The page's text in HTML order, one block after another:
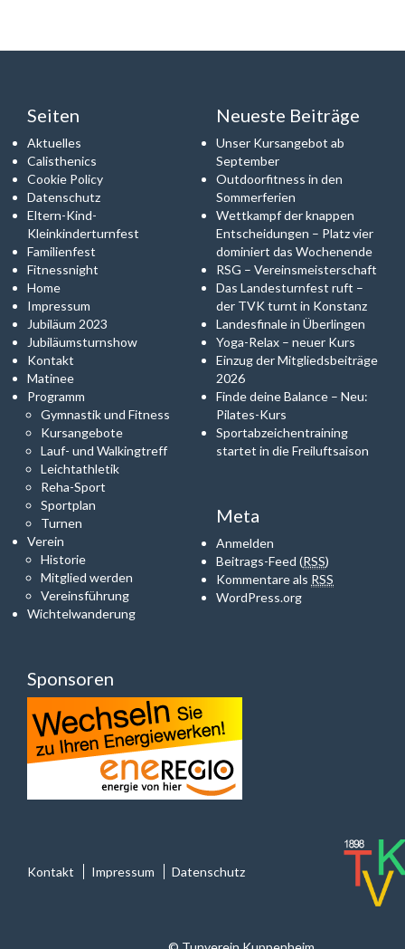
Seiten
Aktuelles
Calisthenics
Cookie Policy
Datenschutz
Eltern-Kind-
Kleinkinderturnfest
Familienfest
Fitnessnight
Home
Impressum
Jubiläum 2023
Jubiläumsturnshow
Kontakt
Matinee
Programm
Gymnastik und Fitness
Kursangebote
Lauf- und Walkingtreff
Leichtathletik
Reha-Sport
Sportplan
Turnen
Verein
Historie
Mitglied werden
Vereinsführung
Wichtelwanderung
Neueste Beiträge
Unser Kursangebot ab
September
Outdoorfitness in den
Sommerferien
Wettkampf der knappen
Entscheidungen – Platz vier
dominiert das Wochenende
RSG – Vereinsmeisterschaft
Das Landesturnfest ruft –
der TVK turnt in Konstanz
Landesfinale in Überlingen
Yoga-Relax – neuer Kurs
Einzug der Mitgliedsbeiträge
2026
Finde deine Balance – Neu:
Pilates-Kurs
Sportabzeichentraining
startet in die Freiluftsaison
Meta
Anmelden
Beitrags-Feed (RSS)
Kommentare als RSS
WordPress.org
Sponsoren
Kontakt Impressum Datenschutz